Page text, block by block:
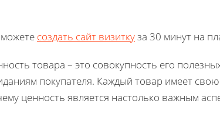
создать сайт визиткуза 30 минут на
товара – это совокупность его
покупателя. Каждый товар имеет
ценность является настолько важным